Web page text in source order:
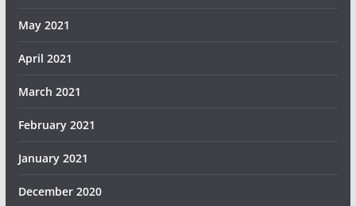
May 2021
April 2021
March 2021
February 2021
January 2021
December 2020